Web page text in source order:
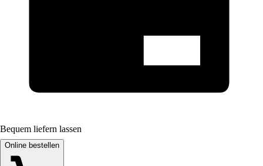
Bequem liefern lassen
Online bestellen